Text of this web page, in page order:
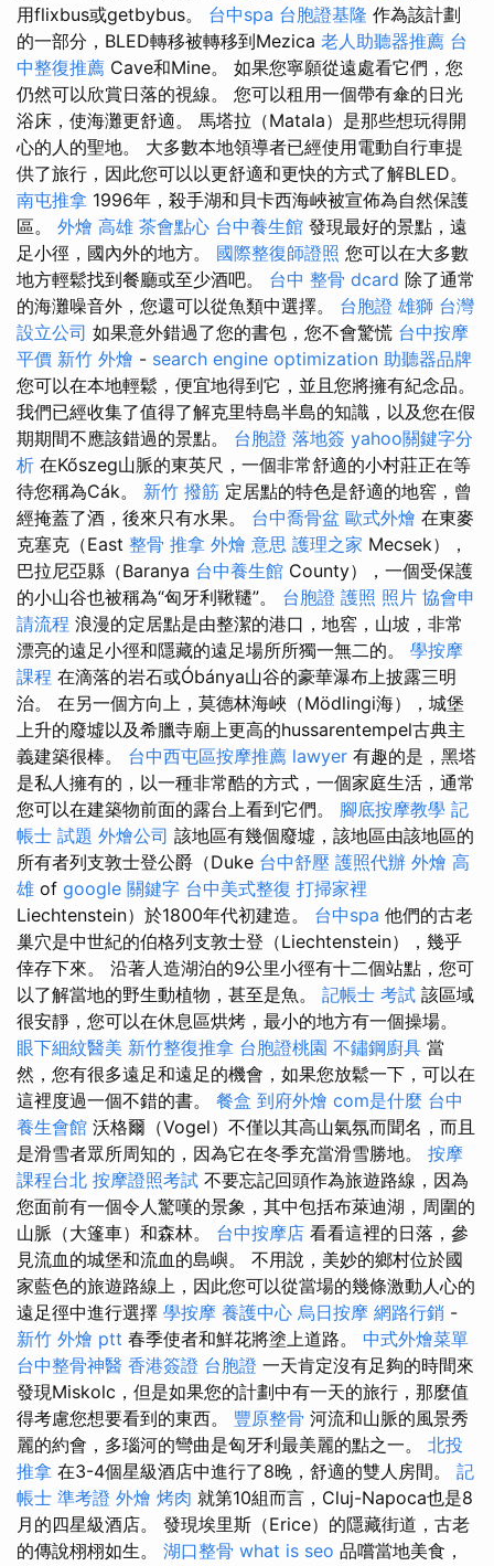
用flixbus或getbybus。 台中spa 台胞證基隆 作為該計劃
的一部分，BLED轉移被轉移到Mezica 老人助聽器推薦 台
中整復推薦 Cave和Mine。 如果您寧願從遠處看它們，您
仍然可以欣賞日落的視線。 您可以租用一個帶有傘的日光
浴床，使海灘更舒適。 馬塔拉（Matala）是那些想玩得開
心的人的聖地。 大多數本地領導者已經使用電動自行車提
供了旅行，因此您可以以更舒適和更快的方式了解BLED。
南屯推拿 1996年，殺手湖和貝卡西海峽被宣佈為自然保護
區。 外燴 高雄 茶會點心 台中養生館 發現最好的景點，遠
足小徑，國內外的地方。 國際整復師證照 您可以在大多數
地方輕鬆找到餐廳或至少酒吧。 台中 整骨 dcard 除了通常
的海灘噪音外，您還可以從魚類中選擇。 台胞證 雄獅 台灣
設立公司 如果意外錯過了您的書包，您不會驚慌 台中按摩
平價 新竹 外燴 - search engine optimization 助聽器品牌
您可以在本地輕鬆，便宜地得到它，並且您將擁有紀念品。
我們已經收集了值得了解克里特島半島的知識，以及您在假
期期間不應該錯過的景點。 台胞證 落地簽 yahoo關鍵字分
析 在Kőszeg山脈的東英尺，一個非常舒適的小村莊正在等
待您稱為Cák。 新竹 撥筋 定居點的特色是舒適的地窖，曾
經掩蓋了酒，後來只有水果。 台中喬骨盆 歐式外燴 在東麥
克塞克（East 整骨 推拿 外燴 意思 護理之家 Mecsek），
巴拉尼亞縣（Baranya 台中養生館 County），一個受保護
的小山谷也被稱為“匈牙利鞦韆”。 台胞證 護照 照片 協會申
請流程 浪漫的定居點是由整潔的港口，地窖，山坡，非常
漂亮的遠足小徑和隱藏的遠足場所所獨一無二的。 學按摩
課程 在滴落的岩石或Óbánya山谷的豪華瀑布上披露三明
治。 在另一個方向上，莫德林海峽（Mödlingi海），城堡
上升的廢墟以及希臘寺廟上更高的hussarentempel古典主
義建築很棒。 台中西屯區按摩推薦 lawyer 有趣的是，黑塔
是私人擁有的，以一種非常酷的方式，一個家庭生活，通常
您可以在建築物前面的露台上看到它們。 腳底按摩教學 記
帳士 試題 外燴公司 該地區有幾個廢墟，該地區由該地區的
所有者列支敦士登公爵（Duke 台中舒壓 護照代辦 外燴 高
雄 of google 關鍵字 台中美式整復 打掃家裡
Liechtenstein）於1800年代初建造。 台中spa 他們的古老
巢穴是中世紀的伯格列支敦士登（Liechtenstein），幾乎
倖存下來。 沿著人造湖泊的9公里小徑有十二個站點，您可
以了解當地的野生動植物，甚至是魚。 記帳士 考試 該區域
很安靜，您可以在休息區烘烤，最小的地方有一個操場。
眼下細紋醫美 新竹整復推拿 台胞證桃園 不鏽鋼廚具 當
然，您有很多遠足和遠足的機會，如果您放鬆一下，可以在
這裡度過一個不錯的書。 餐盒 到府外燴 com是什麼 台中
養生會館 沃格爾（Vogel）不僅以其高山氣氛而聞名，而且
是滑雪者眾所周知的，因為它在冬季充當滑雪勝地。 按摩
課程台北 按摩證照考試 不要忘記回頭作為旅遊路線，因為
您面前有一個令人驚嘆的景象，其中包括布萊迪湖，周圍的
山脈（大篷車）和森林。 台中按摩店 看看這裡的日落，參
見流血的城堡和流血的島嶼。 不用說，美妙的鄉村位於國
家藍色的旅遊路線上，因此您可以從當場的幾條激動人心的
遠足徑中進行選擇 學按摩 養護中心 烏日按摩 網路行銷 -
新竹 外燴 ptt 春季使者和鮮花將塗上道路。 中式外燴菜單
台中整骨神醫 香港簽證 台胞證 一天肯定沒有足夠的時間來
發現Miskolc，但是如果您的計劃中有一天的旅行，那麼值
得考慮您想要看到的東西。 豐原整骨 河流和山脈的風景秀
麗的約會，多瑙河的彎曲是匈牙利最美麗的點之一。 北投
推拿 在3-4個星級酒店中進行了8晚，舒適的雙人房間。 記
帳士 準考證 外燴 烤肉 就第10組而言，Cluj-Napoca也是8
月的四星級酒店。 發現埃里斯（Erice）的隱藏街道，古老
的傳說栩栩如生。 湖口整骨 what is seo 品嚐當地美食，